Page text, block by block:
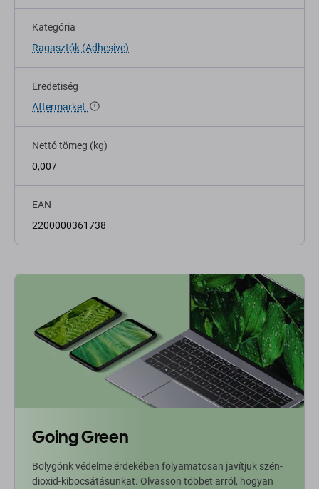
Kategória
Ragasztók (Adhesive)
Eredetiség
Aftermarket
Nettó tömeg (kg)
0,007
EAN
2200000361738
Going Green
Bolygónk védelme érdekében folyamatosan javítjuk szén-
dioxid-kibocsátásunkat. Olvasson többet arról, hogyan